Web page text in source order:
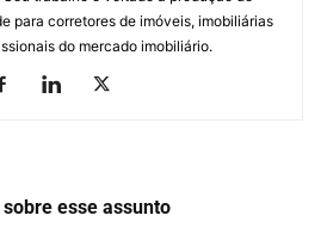
para corretores de imóveis, imobiliárias
do mercado imobiliário.
esse assunto